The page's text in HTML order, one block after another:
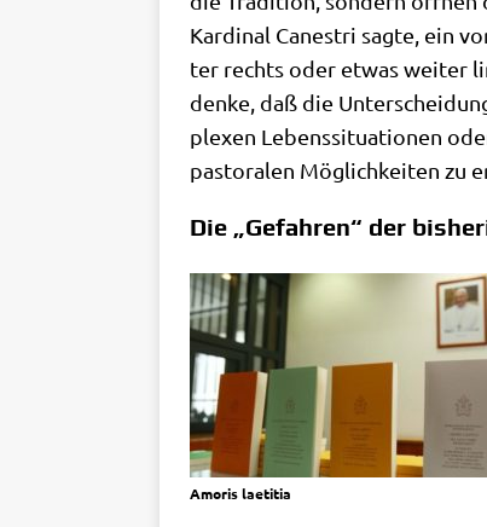
Kar­di­nal Canest­ri sag­te, ein
ter rechts oder etwas wei­ter
den­ke, daß die
ple­xen Lebens­si­tua­tio­nen
pasto­ra­len Mög­lich­kei­ten zu
Die „Gefahren“ der
Amo­ris laetitia